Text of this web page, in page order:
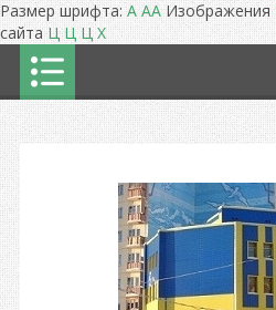
Размер шрифта:A AAИзображения
сайтаЦ Ц Ц Х